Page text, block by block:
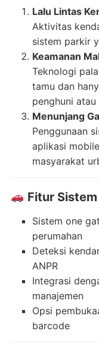
Lalu Lintas
Aktivitas
sistem parkir
Keamanan
Teknologi
tamu dan
penghuni
Menunjang
Penggunaan
aplikasi
masyarakat
Fitur
Sistem one
perumahan
Deteksi
ANPR
Integrasi
manajemen
Opsi
barcode